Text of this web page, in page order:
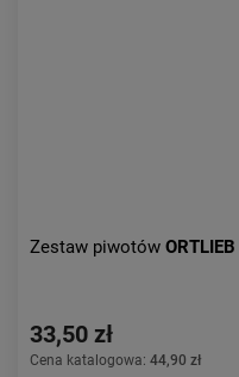
Zestaw piwotów ORTLIEB
33,50 zł
Cena katalogowa: 44,90 zł